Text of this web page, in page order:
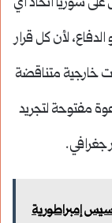
لأن كل قرار
خارجية متناقضة
مفتوحة لتجريد
جغرافي.
إمبراطورية